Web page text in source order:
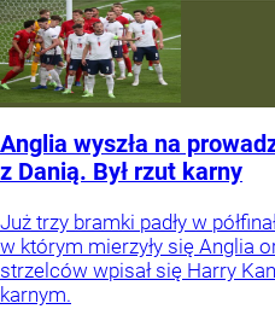
Anglia wyszła na
z Danią. Był rzut karny
Już trzy bramki padły w
w którym mierzyły się Anglia
strzelców wpisał się Harry
karnym.